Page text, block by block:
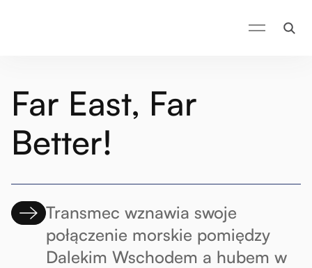
Far East, Far
Better!
Transmec wznawia swoje
połączenie morskie pomiędzy
Dalekim Wschodem a hubem w